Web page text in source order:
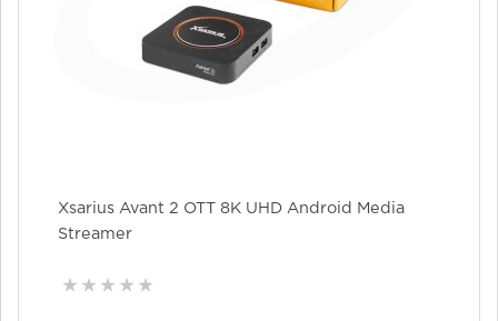
Xsarius Avant 2 OTT 8K UHD Android Media
Streamer